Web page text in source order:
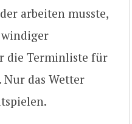
arbeiten musste,
die Terminliste für
das Wetter